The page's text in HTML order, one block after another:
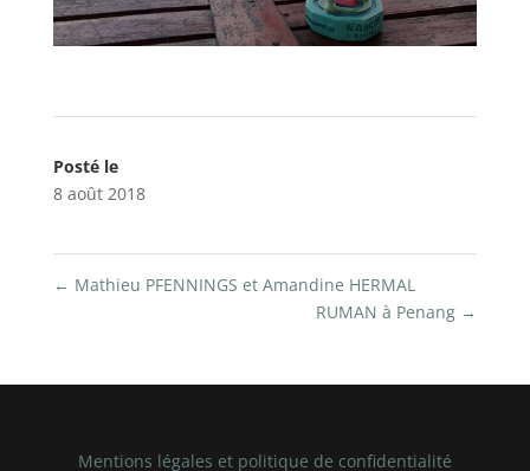
Posté le
8 août 2018
← Mathieu PFENNINGS et Amandine HERMAL
RUMAN à Penang →
Mentions légales et politique de confidentialité